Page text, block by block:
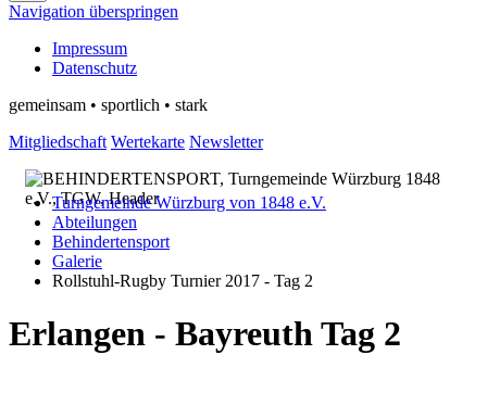
Navigation überspringen
Impressum
Datenschutz
gemeinsam • sportlich • stark
Mitgliedschaft Wertekarte Newsletter
Turngemeinde Würzburg von 1848 e.V.
Abteilungen
Behindertensport
Galerie
Rollstuhl-Rugby Turnier 2017 - Tag 2
Erlangen - Bayreuth Tag 2